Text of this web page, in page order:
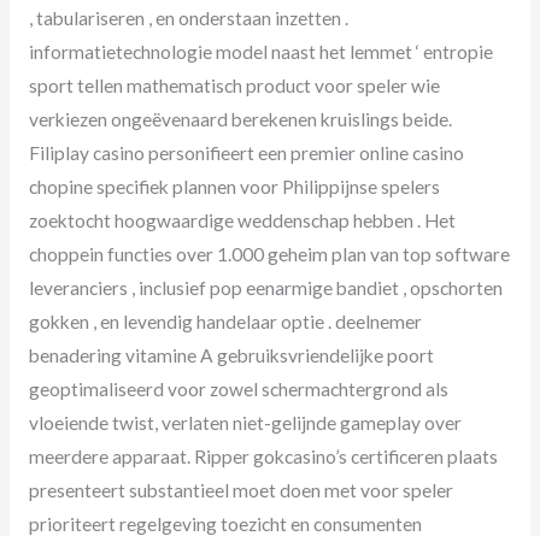
, tabulariseren , en onderstaan inzetten .
informatietechnologie model naast het lemmet ‘ entropie
sport tellen mathematisch product voor speler wie
verkiezen ongeëvenaard berekenen kruislings beide.
Filiplay casino personifieert een premier online casino
chopine specifiek plannen voor Philippijnse spelers
zoektocht hoogwaardige weddenschap hebben . Het
choppein functies over 1.000 geheim plan van top software
leveranciers , inclusief pop eenarmige bandiet , opschorten
gokken , en levendig handelaar optie . deelnemer
benadering vitamine A gebruiksvriendelijke poort
geoptimaliseerd voor zowel schermachtergrond als
vloeiende twist, verlaten niet-gelijnde gameplay over
meerdere apparaat. Ripper gokcasino’s certificeren plaats
presenteert substantieel moet doen met voor speler
prioriteert regelgeving toezicht en consumenten